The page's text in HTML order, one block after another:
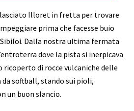
Illoret in fretta per trovare
prima che facesse buio
Dalla nostra ultima fermata
dove la pista si inerpicava
ricoperto di rocce vulcaniche delle
softball, stando sui pioli,
un buon slancio.